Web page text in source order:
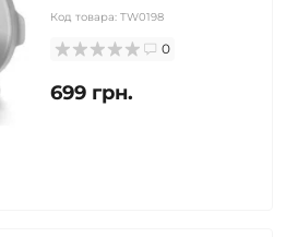
Код товара: TW0198
0
699 грн.